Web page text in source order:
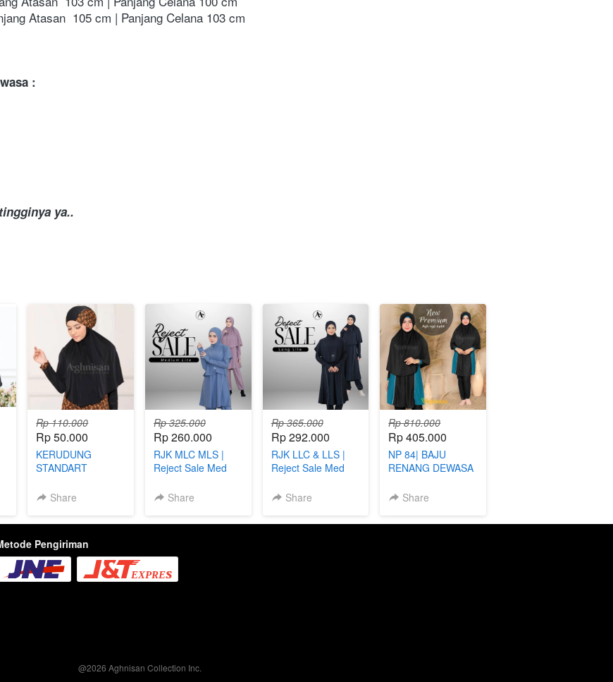
Atasan  105 cm | Panjang Celana 103 cm
:
tingginya ya..
Rp 110.000
Rp 50.000
KERUDUNG
STANDART
STPShare
Rp 325.000
Rp 260.000
RJK MLC MLS |
Reject Sale Med
SportyShare
Rp 365.000
Rp 292.000
RJK LLC & LLS |
Reject Sale Med
SportyShare
Rp 810.000
Rp 405.000
NP 84| BAJU
RENANG DEWASA
Share
Pengiriman
@2026 Aghnisan Collection Inc.